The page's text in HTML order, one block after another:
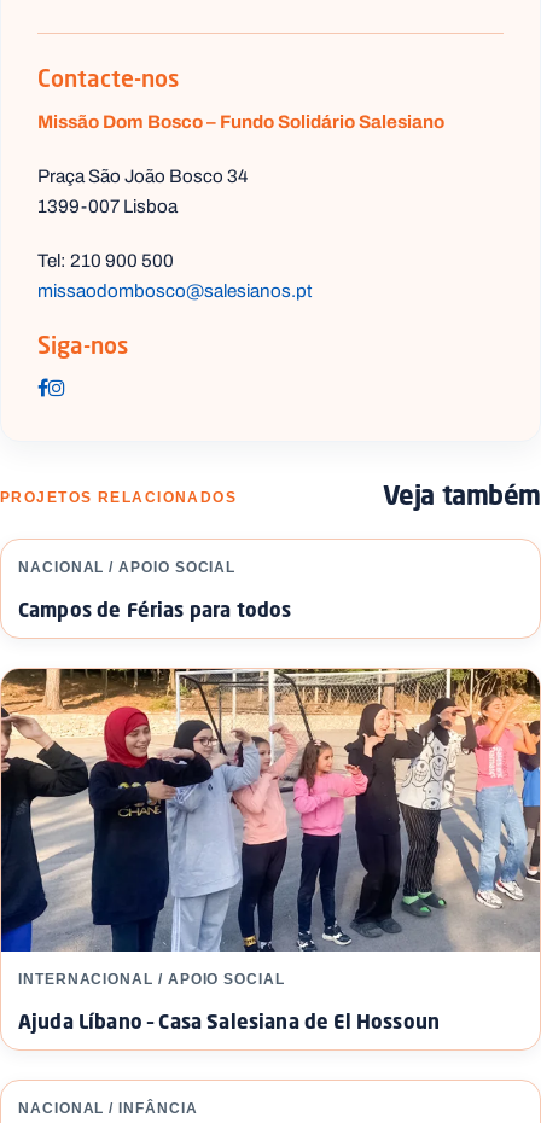
Contacte-nos
Missão Dom Bosco – Fundo Solidário Salesiano
Praça São João Bosco 34
1399-007 Lisboa
Tel: 210 900 500
missaodombosco@salesianos.pt
Siga-nos
PROJETOS RELACIONADOS Veja também
NACIONAL / APOIO SOCIAL
Campos de Férias para todos
INTERNACIONAL / APOIO SOCIAL
Ajuda Líbano – Casa Salesiana de El Hossoun
NACIONAL / INFÂNCIA